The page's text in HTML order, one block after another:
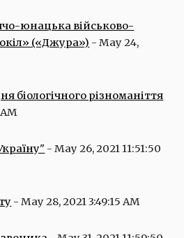
юнацька військово-
(«Джура») - May 24,
біологічного різноманіття
- May 26, 2021 11:51:50
- May 28, 2021 3:49:15 AM